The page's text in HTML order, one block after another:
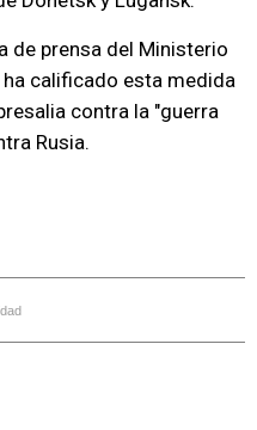
de prensa del Ministerio
calificado esta medida
contra la "guerra
Rusia.